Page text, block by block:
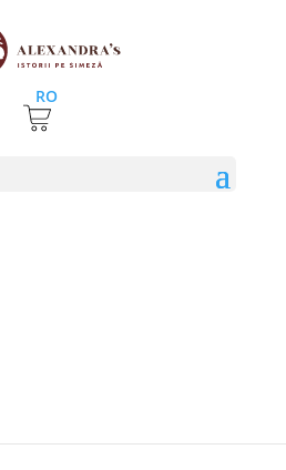
RO